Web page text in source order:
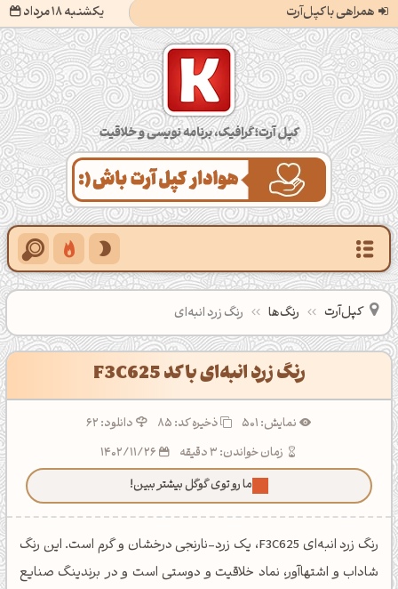
همراهی با کپل‌آرت یکشنبه 18 مرداد کپل‌آرت؛ گرافیک، برنامه‌نویسی و خلاقیت
کپل‌آرت رنگ‌ها رنگ زرد انبه‌ای
رنگ زرد انبه‌ای با کد F3C625
نمایش: 501 ذخیره کد:85
دانلود: 62
زمان خواندن: 3 دقیقه
ما رو توی گوگل بیشتر ببین!
رنگ زرد انبه‌ای F3C625، یک زرد-نارنجی درخشان و گرم است. این رنگ
شاداب و اشتهاآور، نماد خلاقیت و دوستی است و در برندینگ صنایع